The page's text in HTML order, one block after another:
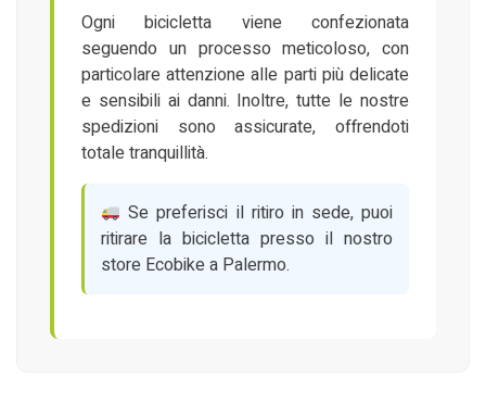
Ogni bicicletta viene confezionata
seguendo un processo meticoloso, con
particolare attenzione alle parti più delicate
e sensibili ai danni. Inoltre, tutte le nostre
spedizioni sono assicurate, offrendoti
totale tranquillità.
Se preferisci il ritiro in sede, puoi
ritirare la bicicletta presso il nostro
store Ecobike a Palermo.